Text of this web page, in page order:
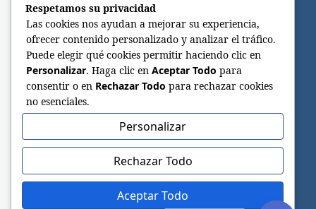
Respetamos su privacidad
Las cookies nos ayudan a mejorar su experiencia,
ofrecer contenido personalizado y analizar el tráfico.
Puede elegir qué cookies permitir haciendo clic en
Personalizar. Haga clic en Aceptar Todo para
consentir o en Rechazar Todo para rechazar cookies
no esenciales.
Personalizar
Rechazar Todo
Aceptar Todo